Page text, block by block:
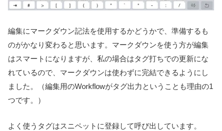
編集にマークダウン記法を使用するかどうかで、準備するも
のがかなり変わると思います。マークダウンを使う方が編集
はスマートになりますが、私の場合はタグ打ちでの更新にな
れているので、マークダウンは使わずに完結できるようにし
ました。（編集用のWorkflowがタグ出力ということも理由の1
つです。）
よく使うタグはスニペットに登録して呼び出しています。